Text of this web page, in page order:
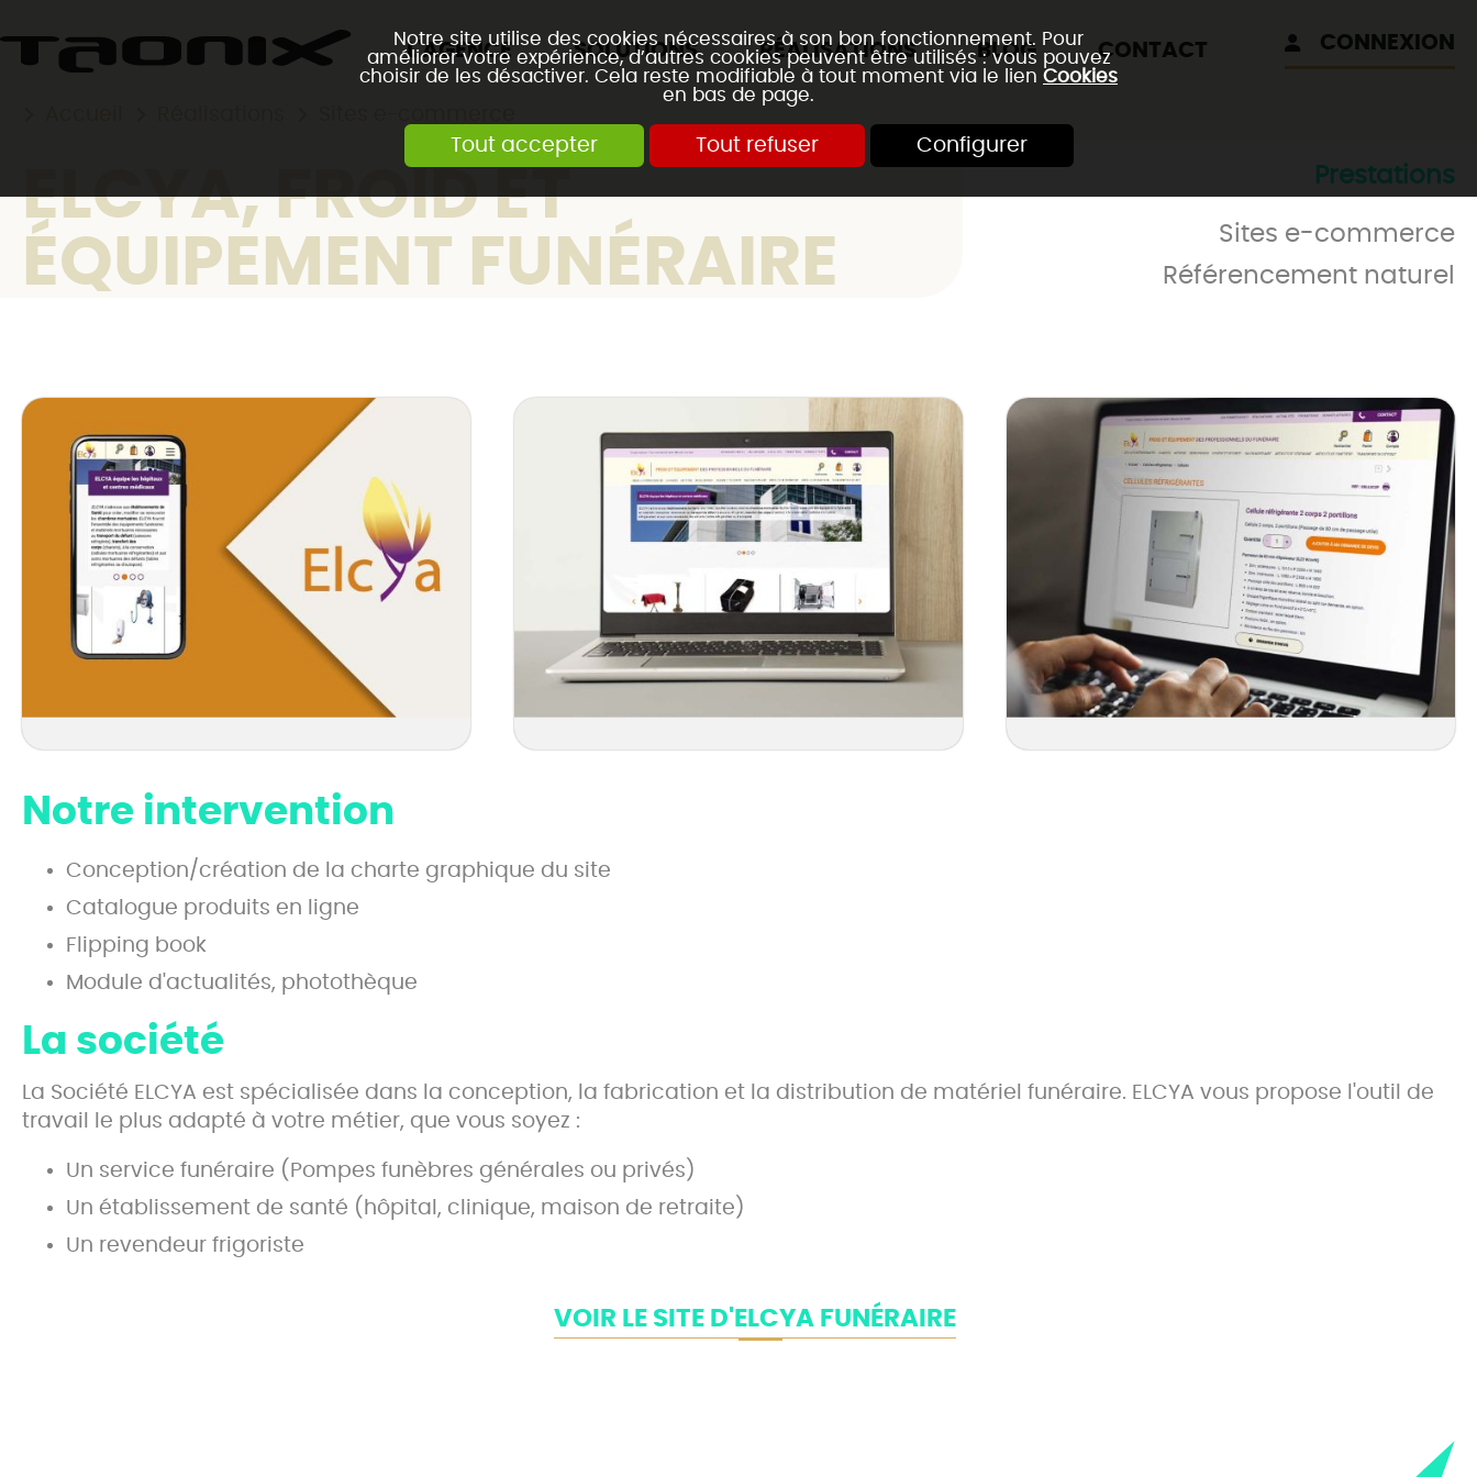
Notre site utilise des cookies nécessaires à son bon fonctionnement. Pour
améliorer votre expérience, d’autres cookies peuvent être utilisés : vous pouvez
choisir de les désactiver. Cela reste modifiable à tout moment via le lien Cookies
en bas de page.
Tout accepter Tout refuser Configurer
L'AGENCE SOLUTIONS RÉALISATIONS BLOG CONTACT CONNEXION
ELCYA, FROID ET
ÉQUIPEMENT FUNÉRAIRE
Prestations
Sites e-commerce
Référencement naturel
Notre intervention
Conception/création de la charte graphique du site
Catalogue produits en ligne
Flipping book
Module d'actualités, photothèque
La société
La Société ELCYA est spécialisée dans la conception, la fabrication et la distribution de matériel funéraire. ELCYA vous propose l'outil de
travail le plus adapté à votre métier, que vous soyez :
Un service funéraire (Pompes funèbres générales ou privés)
Un établissement de santé (hôpital, clinique, maison de retraite)
Un revendeur frigoriste
VOIR LE SITE D'ELCYA FUNÉRAIRE